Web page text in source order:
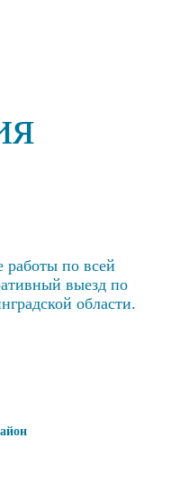
работы по всей
выезд по
области.